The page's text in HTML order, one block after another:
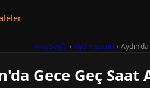
Ana Sayfa › Aydın Escort›
Gece Geç